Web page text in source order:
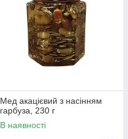
Мед акацієвий з насінням
гарбуза, 230 г
В наявності